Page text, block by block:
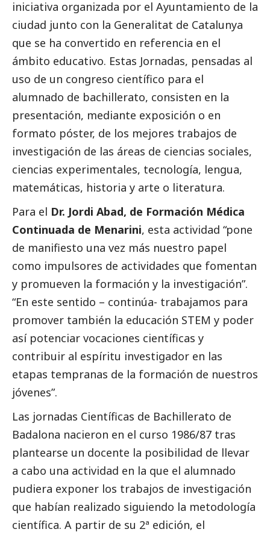
iniciativa organizada por el Ayuntamiento de la
ciudad junto con la Generalitat de Catalunya
que se ha convertido en referencia en el
ámbito educativo. Estas Jornadas, pensadas al
uso de un congreso científico para el
alumnado de bachillerato, consisten en la
presentación, mediante exposición o en
formato póster, de los mejores trabajos de
investigación de las áreas de ciencias sociales,
ciencias experimentales, tecnología, lengua,
matemáticas, historia y arte o literatura.
Para el Dr. Jordi Abad, de Formación Médica
Continuada de Menarini, esta actividad “pone
de manifiesto una vez más nuestro papel
como impulsores de actividades que fomentan
y promueven la formación y la investigación”.
“En este sentido – continúa- trabajamos para
promover también la educación STEM y poder
así potenciar vocaciones científicas y
contribuir al espíritu investigador en las
etapas tempranas de la formación de nuestros
jóvenes”.
Las jornadas Científicas de Bachillerato de
Badalona nacieron en el curso 1986/87 tras
plantearse un docente la posibilidad de llevar
a cabo una actividad en la que el alumnado
pudiera exponer los trabajos de investigación
que habían realizado siguiendo la metodología
científica. A partir de su 2ª edición, el